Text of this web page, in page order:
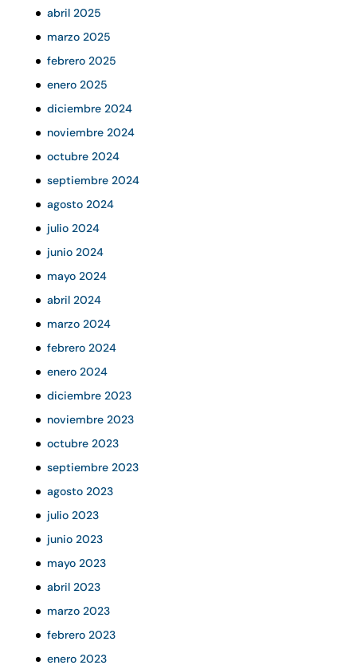
abril 2025
marzo 2025
febrero 2025
enero 2025
diciembre 2024
noviembre 2024
octubre 2024
septiembre 2024
agosto 2024
julio 2024
junio 2024
mayo 2024
abril 2024
marzo 2024
febrero 2024
enero 2024
diciembre 2023
noviembre 2023
octubre 2023
septiembre 2023
agosto 2023
julio 2023
junio 2023
mayo 2023
abril 2023
marzo 2023
febrero 2023
enero 2023